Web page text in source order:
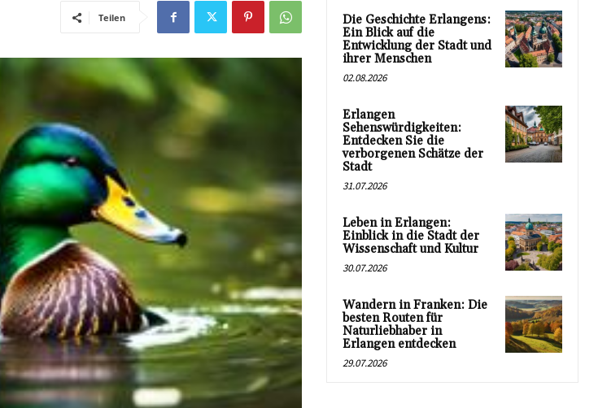
Teilen
Die Geschichte Erlangens:
Ein Blick auf die
Entwicklung der Stadt und
ihrer Menschen
02.08.2026
Erlangen
Sehenswürdigkeiten:
Entdecken Sie die
verborgenen Schätze der
Stadt
31.07.2026
Leben in Erlangen:
Einblick in die Stadt der
Wissenschaft und Kultur
30.07.2026
Wandern in Franken: Die
besten Routen für
Naturliebhaber in
Erlangen entdecken
29.07.2026